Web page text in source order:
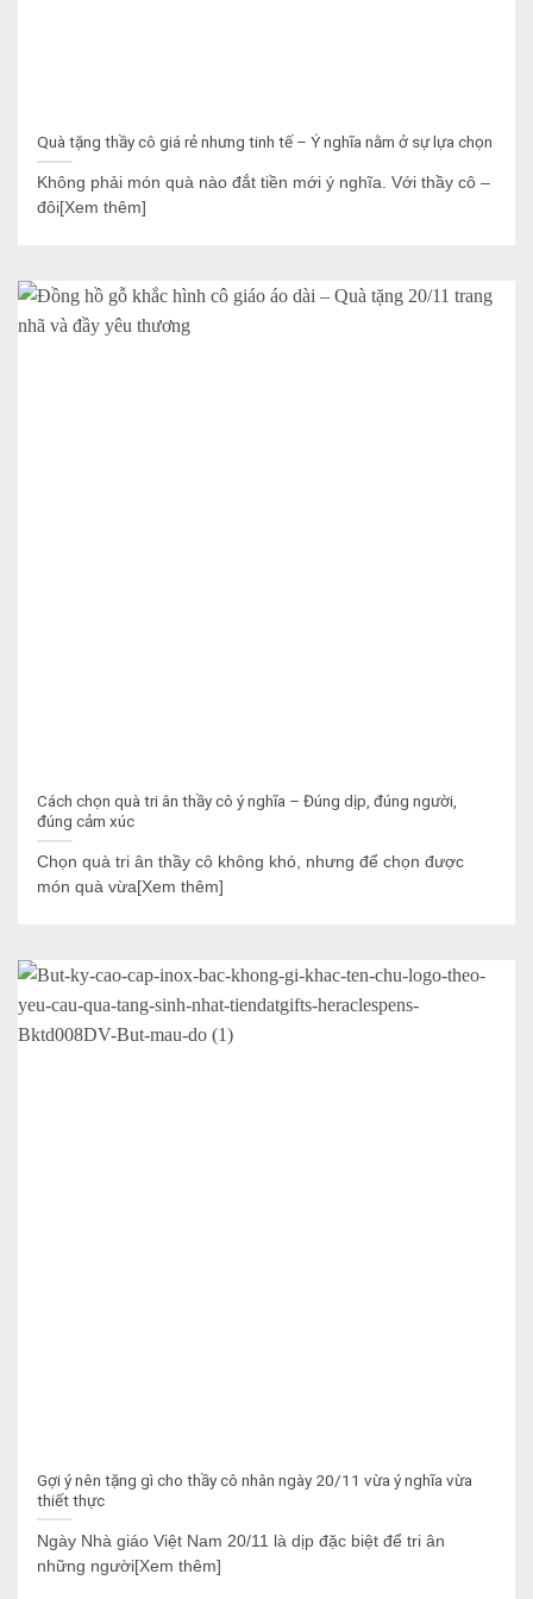
Quà tặng thầy cô giá rẻ nhưng tinh tế – Ý nghĩa nằm ở sự lựa chọn
Không phải món quà nào đắt tiền mới ý nghĩa. Với thầy cô –
đôi[Xem thêm]
Cách chọn quà tri ân thầy cô ý nghĩa – Đúng dịp, đúng người,
đúng cảm xúc
Chọn quà tri ân thầy cô không khó, nhưng để chọn được
món quà vừa[Xem thêm]
Gợi ý nên tặng gì cho thầy cô nhân ngày 20/11 vừa ý nghĩa vừa
thiết thực
Ngày Nhà giáo Việt Nam 20/11 là dịp đặc biệt để tri ân
những người[Xem thêm]